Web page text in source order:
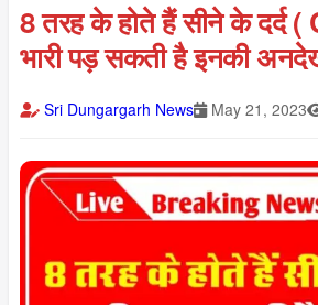
8 तरह के होते हैं सीने के दर्द
भारी पड़ सकती है इनकी
Sri Dungargarh News May 21, 2023